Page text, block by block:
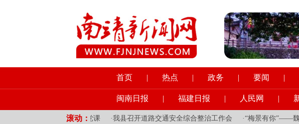
首页 | 热点 | 政务 | 要闻 |
闽南日报 | 福建日报 | 人民网 |
滚动：
镇党员干部讲授专题党课 ·我县召开道路交通安全综合整治工作会 ·“梅景有你”——魏振